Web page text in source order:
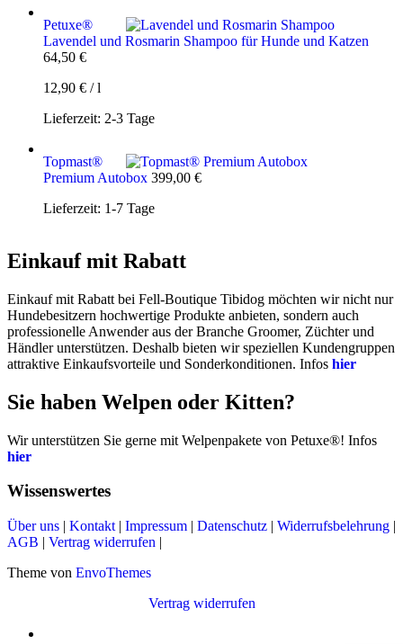
49,95 €
39,95 €.
Petuxe®
Lavendel und Rosmarin Shampoo für Hunde und Katzen
64,50 €
12,90 € /l
Lieferzeit: 2-3 Tage
Topmast®
Premium Autobox 399,00 €
Lieferzeit: 1-7 Tage
Einkauf mit Rabatt
Einkauf mit Rabatt bei Fell-Boutique Tibidog möchten wir nicht nur
Hundebesitzern hochwertige Produkte anbieten, sondern auch
professionelle Anwender aus der Branche Groomer, Züchter und
Händler unterstützen. Deshalb bieten wir speziellen Kundengruppen
attraktive Einkaufsvorteile und Sonderkonditionen. Infos hier
Sie haben Welpen oder Kitten?
Wir unterstützen Sie gerne mit Welpenpakete von Petuxe®! Infos
hier
Wissenswertes
Über uns | Kontakt | Impressum | Datenschutz | Widerrufsbelehrung |
AGB | Vertrag widerrufen |
Theme von EnvoThemes
Vertrag widerrufen